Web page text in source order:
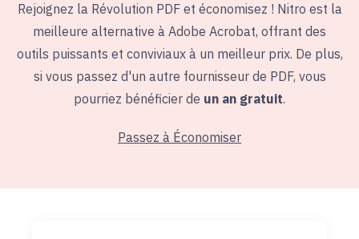
Rejoignez la Révolution PDF et économisez ! Nitro est la
meilleure alternative à Adobe Acrobat, offrant des
outils puissants et conviviaux à un meilleur prix. De plus,
si vous passez d'un autre fournisseur de PDF, vous
pourriez bénéficier de un an gratuit.
Passez à Économiser